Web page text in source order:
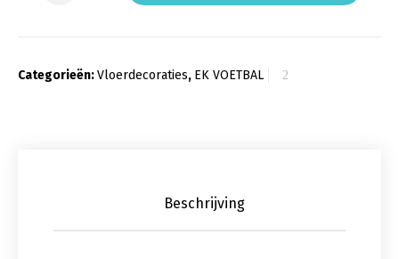
Categorieën:Vloerdecoraties, EK VOETBAL
Beschrijving